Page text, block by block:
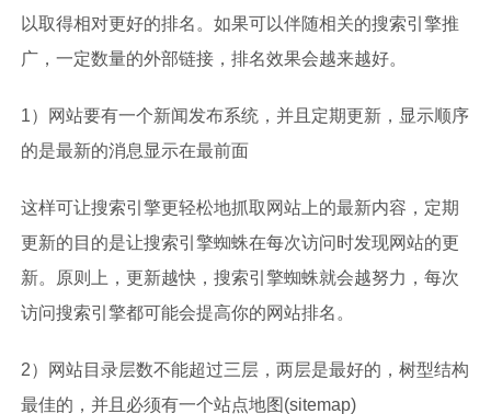
以取得相对更好的排名。如果可以伴随相关的搜索引擎推
广，一定数量的外部链接，排名效果会越来越好。
1）网站要有一个新闻发布系统，并且定期更新，显示顺序
的是最新的消息显示在最前面
这样可让搜索引擎更轻松地抓取网站上的最新内容，定期
更新的目的是让搜索引擎蜘蛛在每次访问时发现网站的更
新。原则上，更新越快，搜索引擎蜘蛛就会越努力，每次
访问搜索引擎都可能会提高你的网站排名。
2）网站目录层数不能超过三层，两层是最好的，树型结构
最佳的，并且必须有一个站点地图(sitemap)